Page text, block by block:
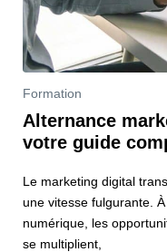
Formation
Alternance
votre guide
Le marketing digital
une vitesse fulgurante.
numérique, les
se multiplient,